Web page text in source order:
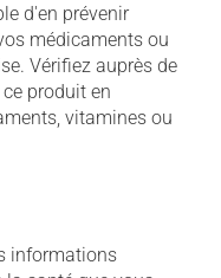
d'en prévenir
médicaments ou
Vérifiez auprès de
produit en
vitamines ou
informations